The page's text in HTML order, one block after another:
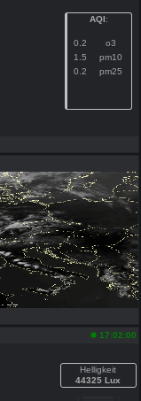
AQI:
0.2
o3
1.5
pm10
0.2
pm25
17:02:00
Helligkeit
44325 Lux